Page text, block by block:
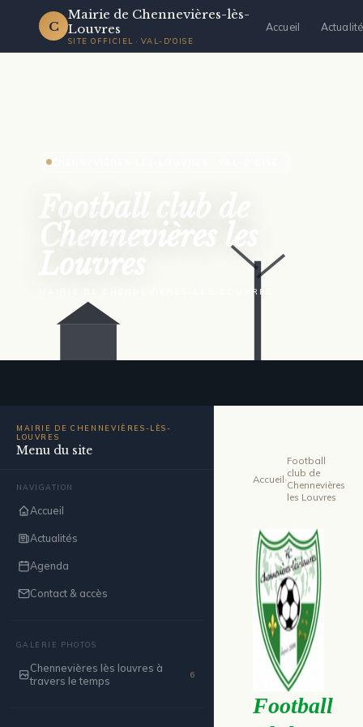
C
Mairie de Chennevières-lès-
Louvres
SITE OFFICIEL · VAL-D'OISE
Accueil
Football club de
Chennevières les
Louvres
MAIRIE DE CHENNEVIÈRES-LÈS-LOUVRES
MAIRIE DE CHENNEVIÈRES-LÈS-
LOUVRES
Menu du site
NAVIGATION
Accueil
Actualités
Agenda
Contact & accès
GALERIE PHOTOS
Chennevières lès louvres à
travers le temps
6
Accueil›
Football
club de
Chennevières
les Louvres
Football